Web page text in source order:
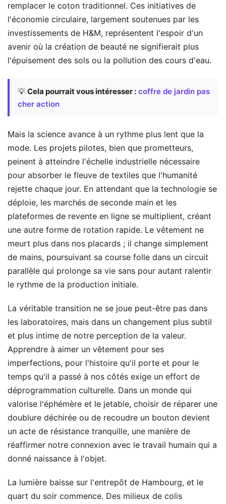
remplacer le coton traditionnel. Ces initiatives de
l'économie circulaire, largement soutenues par les
investissements de H&M, représentent l'espoir d'un
avenir où la création de beauté ne signifierait plus
l'épuisement des sols ou la pollution des cours d'eau.
💡 Cela pourrait vous intéresser : coffre de jardin pas
cher action
Mais la science avance à un rythme plus lent que la
mode. Les projets pilotes, bien que prometteurs,
peinent à atteindre l'échelle industrielle nécessaire
pour absorber le fleuve de textiles que l'humanité
rejette chaque jour. En attendant que la technologie se
déploie, les marchés de seconde main et les
plateformes de revente en ligne se multiplient, créant
une autre forme de rotation rapide. Le vêtement ne
meurt plus dans nos placards ; il change simplement
de mains, poursuivant sa course folle dans un circuit
parallèle qui prolonge sa vie sans pour autant ralentir
le rythme de la production initiale.
La véritable transition ne se joue peut-être pas dans
les laboratoires, mais dans un changement plus subtil
et plus intime de notre perception de la valeur.
Apprendre à aimer un vêtement pour ses
imperfections, pour l'histoire qu'il porte et pour le
temps qu'il a passé à nos côtés exige un effort de
déprogrammation culturelle. Dans un monde qui
valorise l'éphémère et le jetable, choisir de réparer une
doublure déchirée ou de recoudre un bouton devient
un acte de résistance tranquille, une manière de
réaffirmer notre connexion avec le travail humain qui a
donné naissance à l'objet.
La lumière baisse sur l'entrepôt de Hambourg, et le
quart du soir commence. Des milieux de colis